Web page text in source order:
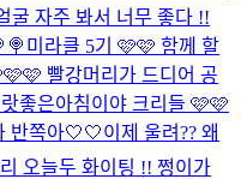
굴 자주 봐서 너무 좋다 !!
미라클 5기 🩷🩷 함께 할
빨강머리가 드디어 공
좋은아침이야 크리들 🩷🩷
반쪽아🤍🤍이제 울려?? 왜
오늘두 화이팅 !! 쩡이가